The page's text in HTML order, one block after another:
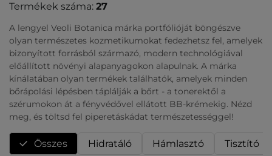
Termékek száma: 27
A lengyel Veoli Botanica márka portfólióját böngészve
olyan természetes kozmetikumokat fedezhetsz fel, amelyek
bizonyított forrásból származó, modern technológiával
előállított növényi alapanyagokon alapulnak. A márka
kínálatában olyan termékek találhatók, amelyek minden
bőrápolási lépésben táplálják a bőrt - a tonerektől a
szérumokon át a fényvédővel ellátott BB-krémekig. Nézd
meg, és töltsd fel piperetáskádat természetességgel!
Összes Hidratáló Hámlasztó Tisztító